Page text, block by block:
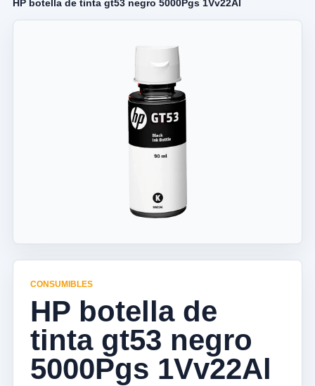
HP botella de tinta gt53 negro 5000Pgs 1Vv22Al
CONSUMIBLES
HP botella de
tinta gt53 negro
5000Pgs 1Vv22Al